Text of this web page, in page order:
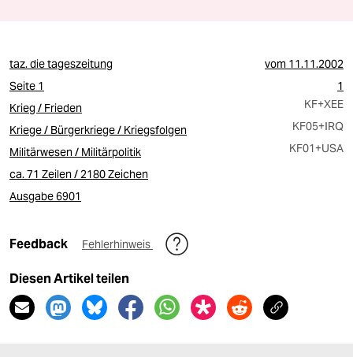
taz. die tageszeitung vom 11.11.2002
Seite 1
1
Krieg / Frieden
KF+XEE
Kriege / Bürgerkriege / Kriegsfolgen
KF05+IRQ
Militärwesen / Militärpolitik
KF01+USA
ca. 71 Zeilen / 2180 Zeichen
Ausgabe 6901
Feedback Fehlerhinweis
Diesen Artikel teilen